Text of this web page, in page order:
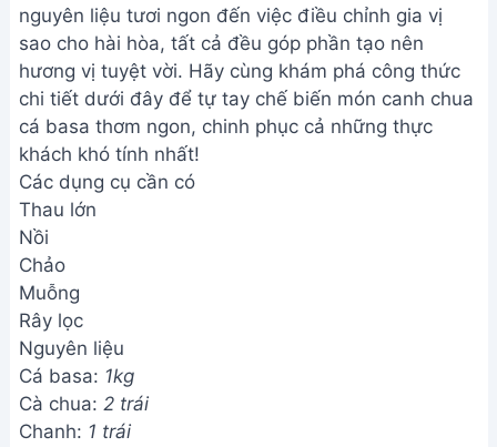
nguyên liệu tươi ngon đến việc điều chỉnh gia vị
sao cho hài hòa, tất cả đều góp phần tạo nên
hương vị tuyệt vời. Hãy cùng khám phá công thức
chi tiết dưới đây để tự tay chế biến món canh chua
cá basa thơm ngon, chinh phục cả những thực
khách khó tính nhất!
Các dụng cụ cần có
Thau lớn
Nồi
Chảo
Muỗng
Rây lọc
Nguyên liệu
Cá basa: 1kg
Cà chua: 2 trái
Chanh: 1 trái